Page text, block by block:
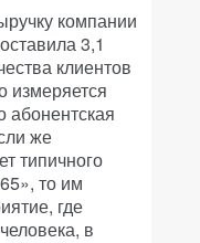
компании
3,1
клиентов
измеряется
абонентская
же
типичного
то им
где
в